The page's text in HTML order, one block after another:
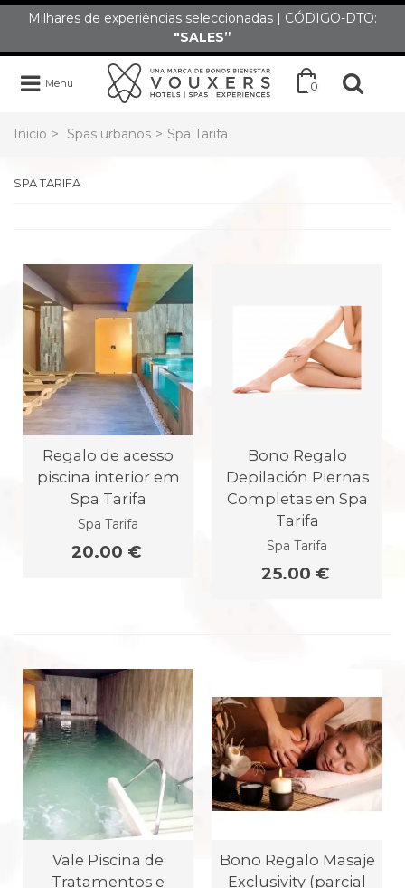
Milhares de experiências seleccionadas | CÓDIGO-DTO:
"SALES”
Menu 0
Inicio > Spas urbanos > Spa Tarifa
SPA TARIFA
Regalo de acesso
piscina interior em
Spa Tarifa
Spa Tarifa
20.00 €
Bono Regalo
Depilación Piernas
Completas en Spa
Tarifa
Spa Tarifa
25.00 €
Vale Piscina de
Tratamentos e
Bono Regalo Masaje
Exclusivity (parcial